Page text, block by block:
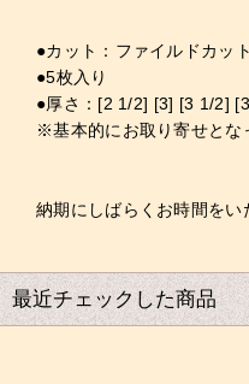
●カット：ファイルドカット
●5枚入り
●厚さ：[2 1/2] [3] [3 1/2]
※基本的にお取り寄せとな
納期にしばらくお時間をい
最近チェックした商品